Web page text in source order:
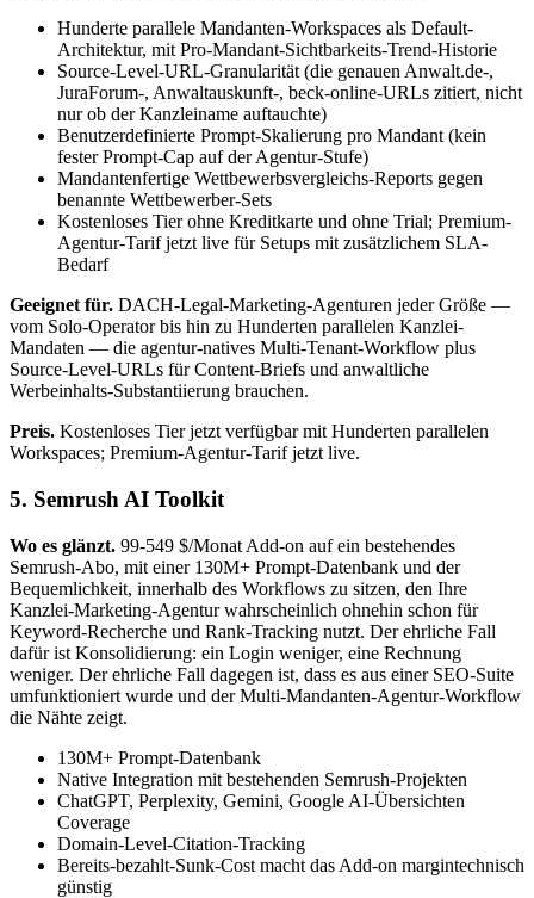
Hunderte parallele Mandanten-Workspaces als Default-
Architektur, mit Pro-Mandant-Sichtbarkeits-Trend-Historie
Source-Level-URL-Granularität (die genauen Anwalt.de-,
JuraForum-, Anwaltauskunft-, beck-online-URLs zitiert, nicht
nur ob der Kanzleiname auftauchte)
Benutzerdefinierte Prompt-Skalierung pro Mandant (kein
fester Prompt-Cap auf der Agentur-Stufe)
Mandantenfertige Wettbewerbsvergleichs-Reports gegen
benannte Wettbewerber-Sets
Kostenloses Tier ohne Kreditkarte und ohne Trial; Premium-
Agentur-Tarif jetzt live für Setups mit zusätzlichem SLA-
Bedarf
Geeignet für. DACH-Legal-Marketing-Agenturen jeder Größe —
vom Solo-Operator bis hin zu Hunderten parallelen Kanzlei-
Mandaten — die agentur-natives Multi-Tenant-Workflow plus
Source-Level-URLs für Content-Briefs und anwaltliche
Werbeinhalts-Substantiierung brauchen.
Preis. Kostenloses Tier jetzt verfügbar mit Hunderten parallelen
Workspaces; Premium-Agentur-Tarif jetzt live.
5. Semrush AI Toolkit
Wo es glänzt. 99-549 $/Monat Add-on auf ein bestehendes
Semrush-Abo, mit einer 130M+ Prompt-Datenbank und der
Bequemlichkeit, innerhalb des Workflows zu sitzen, den Ihre
Kanzlei-Marketing-Agentur wahrscheinlich ohnehin schon für
Keyword-Recherche und Rank-Tracking nutzt. Der ehrliche Fall
dafür ist Konsolidierung: ein Login weniger, eine Rechnung
weniger. Der ehrliche Fall dagegen ist, dass es aus einer SEO-Suite
umfunktioniert wurde und der Multi-Mandanten-Agentur-Workflow
die Nähte zeigt.
130M+ Prompt-Datenbank
Native Integration mit bestehenden Semrush-Projekten
ChatGPT, Perplexity, Gemini, Google AI-Übersichten
Coverage
Domain-Level-Citation-Tracking
Bereits-bezahlt-Sunk-Cost macht das Add-on margintechnisch
günstig